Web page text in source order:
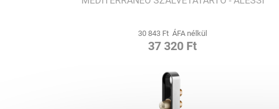
30 843 Ft ÁFA nélkül
37 320 Ft